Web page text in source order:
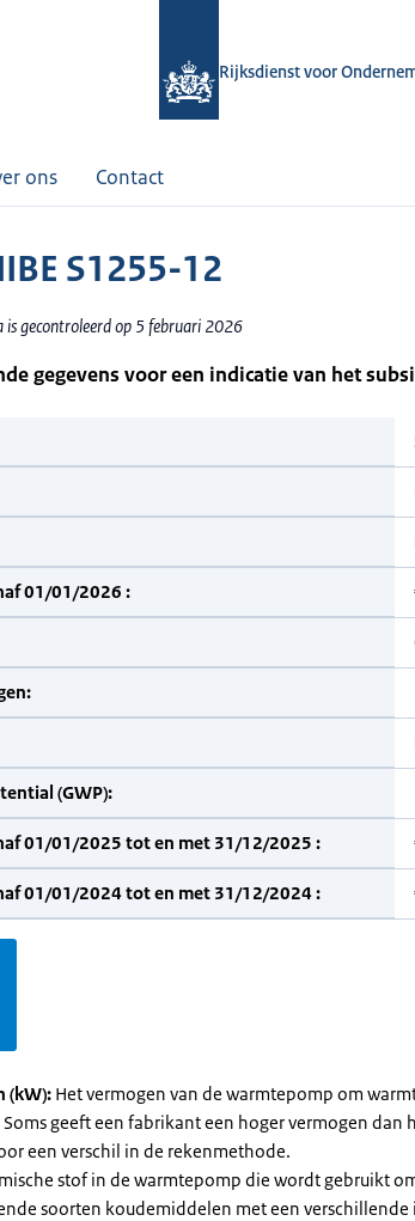
Rijksdienst voor
ons Contact
S1255-12
is gecontroleerd op 5 februari 2026
gegevens voor een indicatie van het
01/01/2026 :
(GWP):
01/01/2025 tot en met 31/12/2025 :
01/01/2024 tot en met 31/12/2024 :
(kW): Het vermogen van de warmtepomp om
geeft een fabrikant een hoger vermogen dan
een verschil in de rekenmethode.
stof in de warmtepomp die wordt gebruikt
soorten koudemiddelen met een